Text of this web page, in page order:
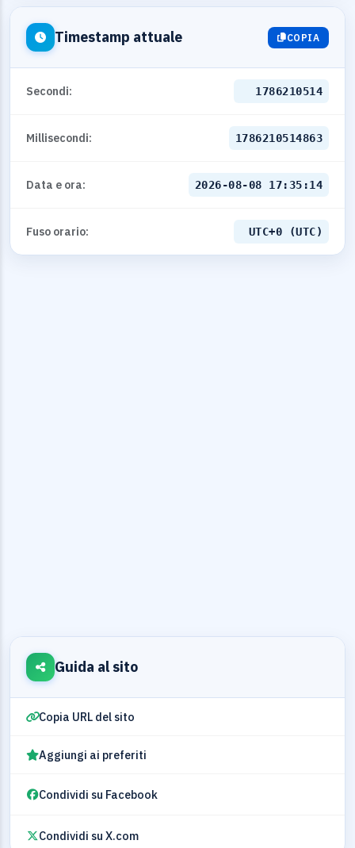
Timestamp attuale COPIA
Secondi: 1786210514
Millisecondi: 1786210514863
Data e ora: 2026-08-08 17:35:14
Fuso orario: UTC+0 (UTC)
Guida al sito
Copia URL del sito
Aggiungi ai preferiti
Condividi su Facebook
Condividi su X.com